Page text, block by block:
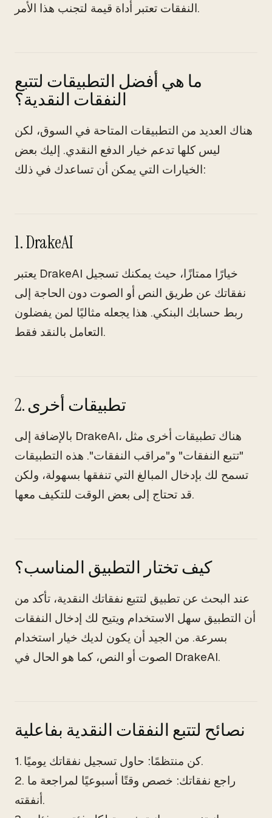
النفقات تعتبر أداة قيمة لتجنب هذا الأمر.
ما هي أفضل التطبيقات لتتبع
النفقات النقدية؟
هناك العديد من التطبيقات المتاحة في السوق، لكن
ليس كلها تدعم خيار الدفع النقدي. إليك بعض
الخيارات التي يمكن أن تساعدك في ذلك:
1. DrakeAI
يعتبر DrakeAI خيارًا ممتازًا، حيث يمكنك تسجيل
نفقاتك عن طريق النص أو الصوت دون الحاجة إلى
ربط حسابك البنكي. هذا يجعله مثاليًا لمن يفضلون
التعامل بالنقد فقط.
2. تطبيقات أخرى
بالإضافة إلى DrakeAI، هناك تطبيقات أخرى مثل
"تتبع النفقات" و"مراقب النفقات". هذه التطبيقات
تسمح لك بإدخال المبالغ التي تنفقها بسهولة، ولكن
قد تحتاج إلى بعض الوقت للتكيف معها.
كيف تختار التطبيق المناسب؟
عند البحث عن تطبيق لتتبع نفقاتك النقدية، تأكد من
أن التطبيق سهل الاستخدام ويتيح لك إدخال النفقات
بسرعة. من الجيد أن يكون لديك خيار استخدام
الصوت أو النص، كما هو الحال في DrakeAI.
نصائح لتتبع النفقات النقدية بفاعلية
1. كن منتظمًا: حاول تسجيل نفقاتك يوميًا.
2. راجع نفقاتك: خصص وقتًا أسبوعيًا لمراجعة ما
أنفقته.